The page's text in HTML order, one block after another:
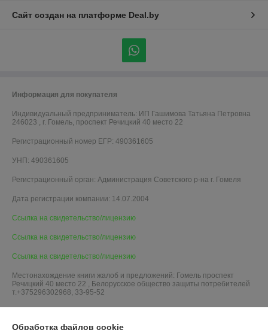
Сайт создан на платформе Deal.by
Информация для покупателя
Индивидуальный предприниматель: ИП Гашимова Татьяна Петровна
246023 , г. Гомель, проспект Речицкий 40 место 22
Регистрационный номер ЕГР: 490361605
УНП: 490361605
Регистрационный орган: Администрация Советского р-на г. Гомеля
Дата регистрации компании: 14.07.2004
Ссылка на свидетельство/лицензию
Ссылка на свидетельство/лицензию
Ссылка на свидетельство/лицензию
Местонахождение книги жалоб и предложений: Гомель проспект
Речицкий 40 место 22 , Белорусское общество защиты потребителей
т.+375296302968, 33-95-52
Обработка файлов cookie